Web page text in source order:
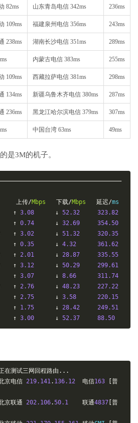
82ms 山东青岛电信 342ms 236ms
109ms 福建泉州电信 356ms 243ms
238ms 湖南长沙电信 351ms 289ms
内蒙古电信 383ms 255ms
109ms 西藏拉萨电信 381ms 298ms
134ms 新疆乌鲁木齐电信 380ms 287ms
236ms 黑龙江哈尔滨电信 379ms 307ms
中国台湾 63ms 49ms
是3M的机子。
上传/Mbps 下载/Mbps 延迟/
　↑ 3.08 ↓ 52.32
323.82
　↑ 0.74 ↓ 32.69
354.50
　↑ 3.02 ↓ 51.32
320.35
　↑ 0.35 ↓ 4.32
361.62
　↑ 2.01 ↓ 28.87
335.55
　↑ 3.12 ↓ 50.29
299.61
　↑ 3.07 ↓ 8.66
311.74
　↑ 2.76 ↓ 48.23
227.22
　↑ 2.75 ↓ 3.58
220.15
　↑ 1.75 ↓ 28.42
249.51
　↑ 3.00 ↓ 52.37 88.50
在测试三网回程路由...
京电信 219.141. 136.12 电信163
[普
京联通 202.106.50.1 联通4837 [普